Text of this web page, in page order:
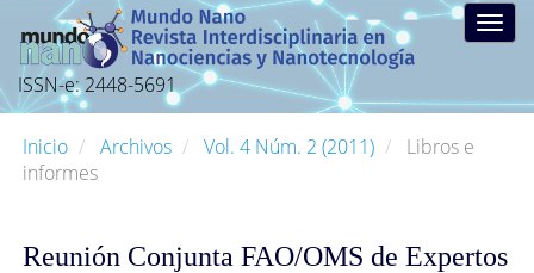
ISSN-e: 2448-5691
Inicio Archivos Vol. 4 Núm. 2 (2011)
Libros e
informes
Reunión Conjunta FAO/OMS de Expertos